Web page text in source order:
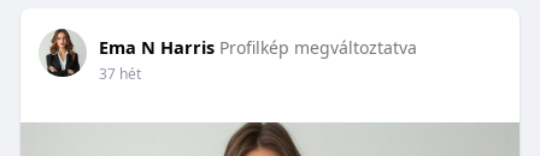
Ema N Harris Profilkép megváltoztatva
37 hét